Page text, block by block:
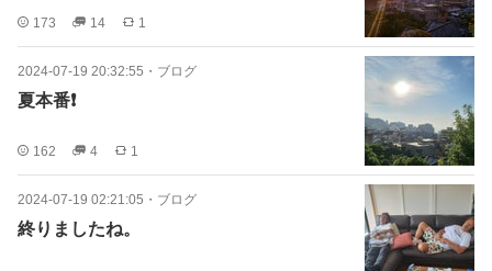
173 14 1
2024-07-19 20:32:55 ・ ブログ
夏本番❗
162 4 1
2024-07-19 02:21:05 ・ ブログ
終りましたね。